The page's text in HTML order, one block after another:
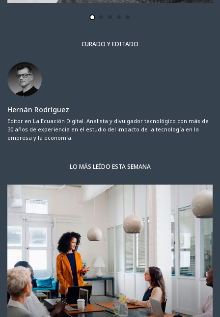
CURADO Y EDITADO
Hernán Rodríguez
Editor en La Ecuación Digital. Analista y divulgador tecnológico con más de
30 años de experiencia en el estudio del impacto de la tecnología en la
empresa y la economía.
LO MÁS LEÍDO ESTA SEMANA